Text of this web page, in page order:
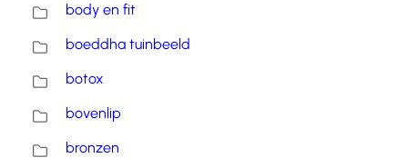
body en fit
boeddha tuinbeeld
botox
bovenlip
bronzen